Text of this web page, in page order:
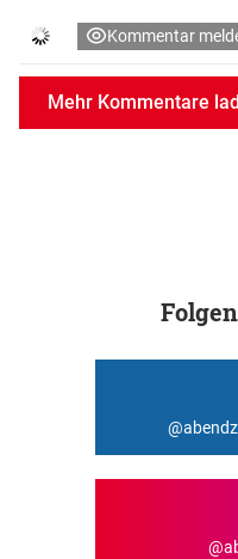
Kommentar
Mehr Kommentare